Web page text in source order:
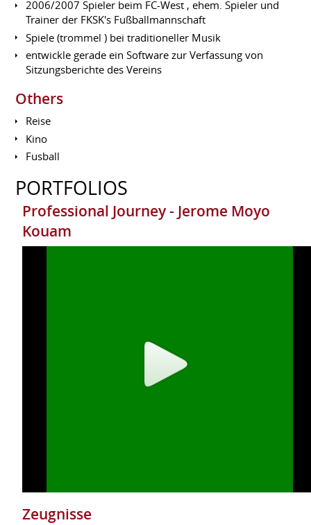
2006/2007 Spieler beim FC-West , ehem. Spieler und
Trainer der FKSK's Fußballmannschaft
Spiele (trommel ) bei traditioneller Musik
entwickle gerade ein Software zur Verfassung von
Sitzungsberichte des Vereins
Others
Reise
Kino
Fusball
PORTFOLIOS
Professional Journey - Jerome Moyo
Kouam
Zeugnisse